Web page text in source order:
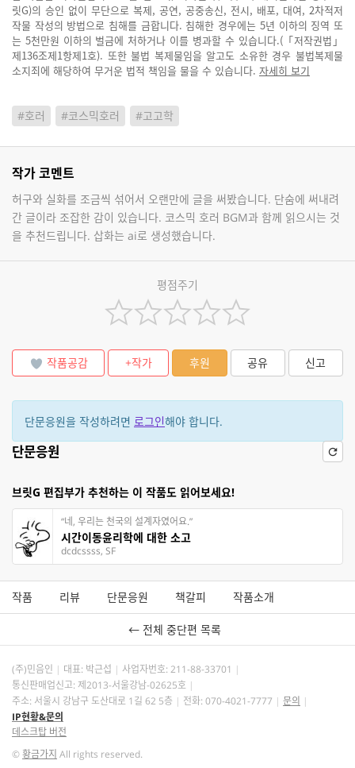
릿G)의 승인 없이 무단으로 복제, 공연, 공중송신, 전시, 배포, 대여, 2차적저
작물 작성의 방법으로 침해를 금합니다. 침해한 경우에는 5년 이하의 징역 또
는 5천만원 이하의 벌금에 처하거나 이를 병과할 수 있습니다.(「저작권법」
제136조제1항제1호). 또한 불법 복제물임을 알고도 소유한 경우 불법복제물
소지죄에 해당하여 무거운 법적 책임을 물을 수 있습니다. 자세히 보기
#호러 #코스믹호러 #고고학
작가 코멘트
허구와 실화를 조금씩 섞어서 오랜만에 글을 써봤습니다. 단숨에 써내려
간 글이라 조잡한 감이 있습니다. 코스믹 호러 BGM과 함께 읽으시는 것
을 추천드립니다. 삽화는 ai로 생성했습니다.
평점주기
작품공감 +작가 후원 공유 신고
단문응원을 작성하려면 로그인해야 합니다.
단문응원
브릿G 편집부가 추천하는 이 작품도 읽어보세요!
“네, 우리는 천국의 설계자였어요.”
시간이동윤리학에 대한 소고
dcdcssss, SF
작품 리뷰 단문응원 책갈피 작품소개
← 전체 중단편 목록
(주)민음인 대표: 박근섭 사업자번호: 211-88-33701
통신판매업신고: 제2013-서울강남-02625호
주소: 서울시 강남구 도산대로 1길 62 5층
전화: 070-4021-7777
문의
IP현황&문의
데스크탑 버전
©황금가지 All rights reserved.